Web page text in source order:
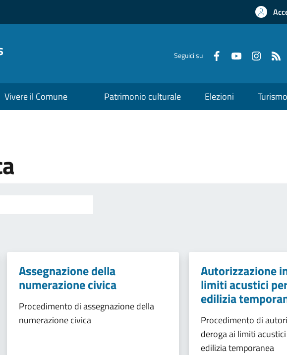
Seguici su
Vivere il Comune Patrimonio culturale Elezioni Turismo
Assegnazione della
numerazione civica
Procedimento di assegnazione della
numerazione civica
Autorizzazione
limiti acustici
edilizia
Procedimento di
deroga ai limiti
edilizia temporanea